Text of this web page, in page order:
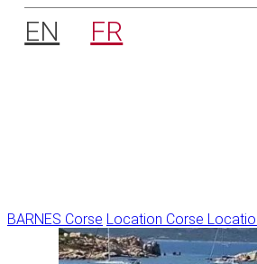
EN FR
BARNES Corse Location Corse